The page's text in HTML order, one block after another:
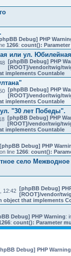
Debug] PHP
1266: count():
или ул.
[phpBB Debug] PHP
[ROOT]/vendor/twig/
implements Countable
[phpBB Debug] PHP
[ROOT]/vendor/twig/
implements Countable
"30 лет Победы".
[phpBB Debug] PHP
[ROOT]/vendor/twig/
implements Countable
[phpBB Debug] PHP
on line 1266: count():
село Межводное
12:42 [phpBB Debug]
[ROOT]/vendor/
object that implements
Debug] PHP Warning:
: count(): Parameter
Debug] PHP Warning